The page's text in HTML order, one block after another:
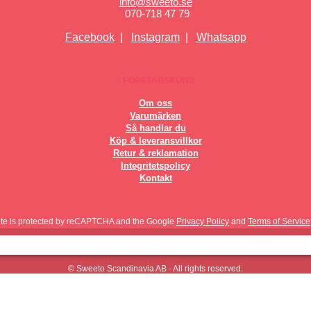
070-718 47 79
Facebook| Instagram| Whatsapp
Om oss
Varumärken
Så handlar du
Köp & leveransvillkor
Retur & reklamation
Integritetspolicy
Kontakt
is protected by reCAPTCHA and the Google Privacy Policy and Terms of Service
© Sweeto Scandinavia AB - All rights reserved.